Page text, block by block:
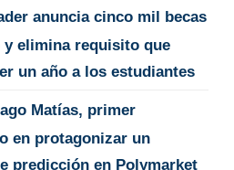
anuncia cinco mil becas
elimina requisito que
un año a los estudiantes
Matías, primer
en protagonizar un
predicción en Polymarket